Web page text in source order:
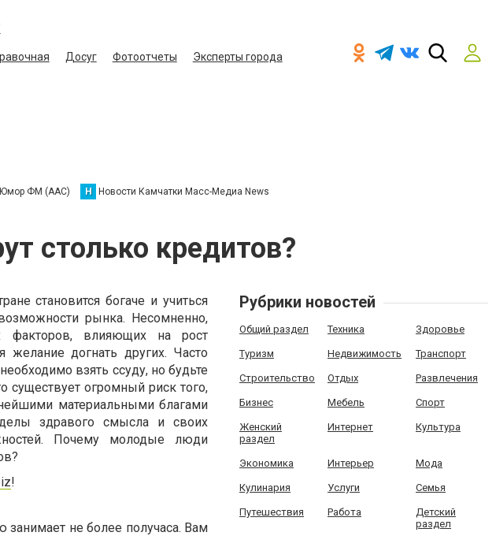
Досуг Фотоотчеты
Эксперты города
Юмор ФМ (AAC) Н Новости Камчатки Масс-Медиа News
столько кредитов?
становится богаче и учиться
рынка. Несомненно,
факторов, влияющих на рост
желание догнать других. Часто
взять ссуду, но будьте
существует огромный риск того,
материальными благами
здравого смысла и своих
Почему молодые люди
!
не более получаса. Вам
Рубрики новостей
Общий раздел Техника Здоровье
Туризм Недвижимость Транспорт
Строительство Отдых Развлечения
Бизнес Мебель Спорт
Женский
раздел
Интернет Культура
Экономика Интерьер Мода
Кулинария Услуги Семья
Путешествия Работа
Детский
раздел